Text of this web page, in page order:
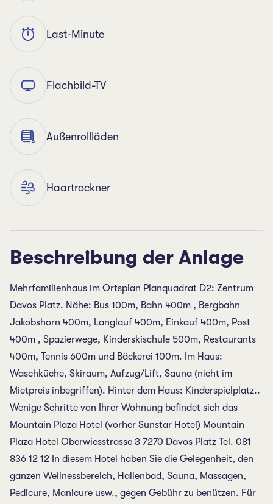
Last-Minute
Flachbild-TV
Außenrollläden
Haartrockner
Beschreibung der Anlage
Mehrfamilienhaus im Ortsplan Planquadrat D2: Zentrum
Davos Platz. Nähe: Bus 100m, Bahn 400m , Bergbahn
Jakobshorn 400m, Langlauf 400m, Einkauf 400m, Post
400m , Spazierwege, Kinderskischule 500m, Restaurants
400m, Tennis 600m und Bäckerei 100m. Im Haus:
Waschküche, Skiraum, Aufzug/Lift, Sauna (nicht im
Mietpreis inbegriffen). Hinter dem Haus: Kinderspielplatz..
Wenige Schritte von Ihrer Wohnung befindet sich das
Mountain Plaza Hotel (vorher Sunstar Hotel) Mountain
Plaza Hotel Oberwiesstrasse 3 7270 Davos Platz Tel. 081
836 12 12 In diesem Hotel haben Sie die Gelegenheit, den
ganzen Wellnessbereich, Hallenbad, Sauna, Massagen,
Pedicure, Manicure usw., gegen Gebühr zu benützen. Für